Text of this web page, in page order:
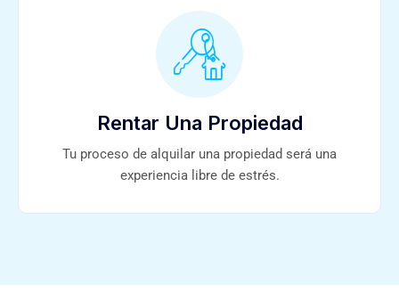
Rentar Una Propiedad
Tu proceso de alquilar una propiedad será una
experiencia libre de estrés.